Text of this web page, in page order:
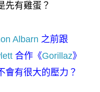
先有雞蛋？
Albarn 之前跟
合作《Gorillaz》
會有很大的壓力？